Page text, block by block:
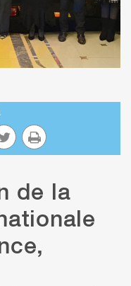
de la